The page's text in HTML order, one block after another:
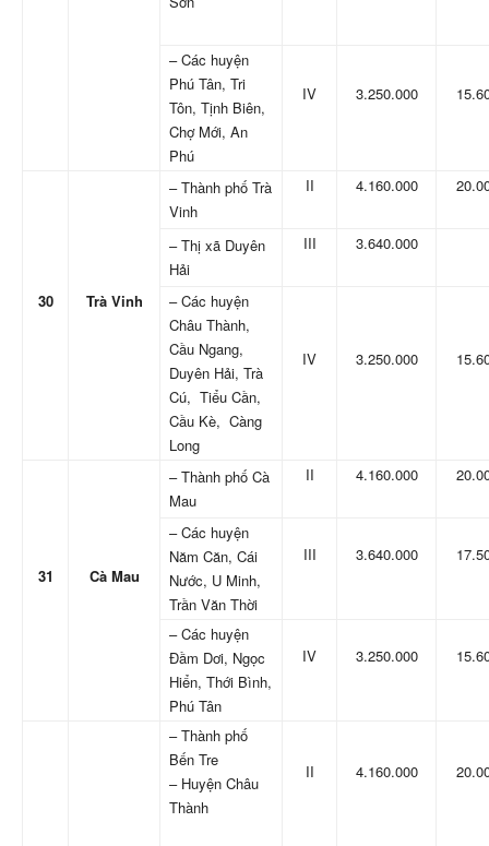
– Các huyện
Phú Tân, Tri
Tôn, Tịnh Biên,
Chợ Mới, An
Phú
IV 3.250.000
30 Trà Vinh
– Thành phố Trà
Vinh
II 4.160.000
– Thị xã Duyên
Hải
III 3.640.000
– Các huyện
Châu Thành,
Cầu Ngang,
Duyên Hải, Trà
Cú, Tiểu Cần,
Cầu Kè, Càng
Long
IV 3.250.000
31 Cà Mau
– Thành phố Cà
Mau
II 4.160.000
– Các huyện
Năm Căn, Cái
Nước, U Minh,
Trần Văn Thời
III 3.640.000
– Các huyện
Đầm Dơi, Ngọc
Hiển, Thới Bình,
Phú Tân
IV 3.250.000
– Thành phố
Bến Tre
– Huyện Châu
Thành
II 4.160.000